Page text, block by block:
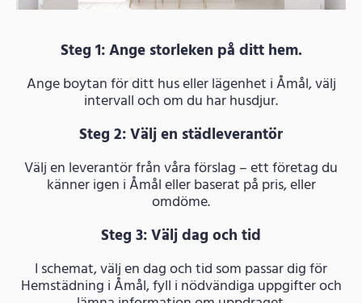
Steg 1: Ange storleken på ditt hem.
Ange boytan för ditt hus eller lägenhet i Åmål, välj
intervall och om du har husdjur.
Steg 2: Välj en städleverantör
Välj en leverantör från våra förslag – ett företag du
känner igen i Åmål eller baserat på pris, eller
omdöme.
Steg 3: Välj dag och tid
I schemat, välj en dag och tid som passar dig för
Hemstädning i Åmål, fyll i nödvändiga uppgifter och